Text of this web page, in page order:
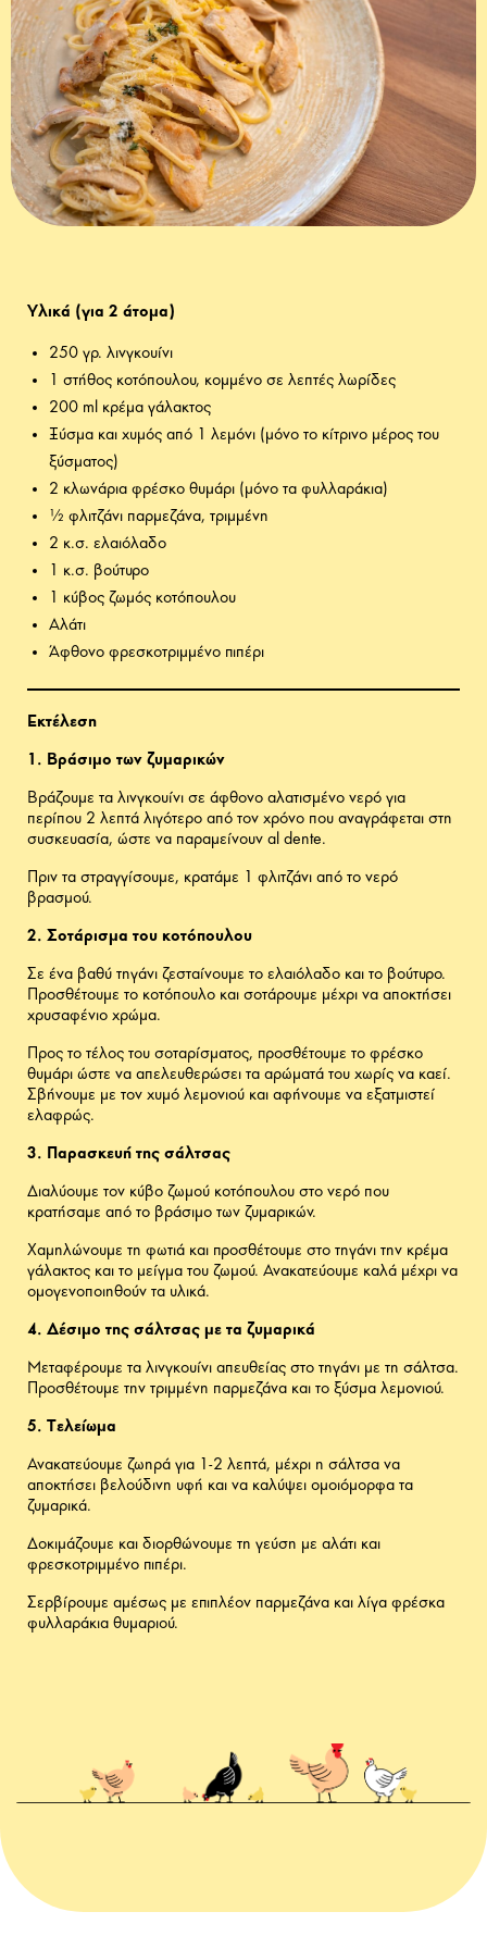
Υλικά (για 2 άτομα)
250 γρ. λινγκουίνι
1 στήθος κοτόπουλου, κομμένο σε λεπτές λωρίδες
200 ml κρέμα γάλακτος
Ξύσμα και χυμός από 1 λεμόνι (μόνο το κίτρινο μέρος του
ξύσματος)
2 κλωνάρια φρέσκο θυμάρι (μόνο τα φυλλαράκια)
½ φλιτζάνι παρμεζάνα, τριμμένη
2 κ.σ. ελαιόλαδο
1 κ.σ. βούτυρο
1 κύβος ζωμός κοτόπουλου
Αλάτι
Άφθονο φρεσκοτριμμένο πιπέρι
Εκτέλεση
1. Βράσιμο των ζυμαρικών
Βράζουμε τα λινγκουίνι σε άφθονο αλατισμένο νερό για
περίπου 2 λεπτά λιγότερο από τον χρόνο που αναγράφεται στη
συσκευασία, ώστε να παραμείνουν al dente.
Πριν τα στραγγίσουμε, κρατάμε 1 φλιτζάνι από το νερό
βρασμού.
2. Σοτάρισμα του κοτόπουλου
Σε ένα βαθύ τηγάνι ζεσταίνουμε το ελαιόλαδο και το βούτυρο.
Προσθέτουμε το κοτόπουλο και σοτάρουμε μέχρι να αποκτήσει
χρυσαφένιο χρώμα.
Προς το τέλος του σοταρίσματος, προσθέτουμε το φρέσκο
θυμάρι ώστε να απελευθερώσει τα αρώματά του χωρίς να καεί.
Σβήνουμε με τον χυμό λεμονιού και αφήνουμε να εξατμιστεί
ελαφρώς.
3. Παρασκευή της σάλτσας
Διαλύουμε τον κύβο ζωμού κοτόπουλου στο νερό που
κρατήσαμε από το βράσιμο των ζυμαρικών.
Χαμηλώνουμε τη φωτιά και προσθέτουμε στο τηγάνι την κρέμα
γάλακτος και το μείγμα του ζωμού. Ανακατεύουμε καλά μέχρι να
ομογενοποιηθούν τα υλικά.
4. Δέσιμο της σάλτσας με τα ζυμαρικά
Μεταφέρουμε τα λινγκουίνι απευθείας στο τηγάνι με τη σάλτσα.
Προσθέτουμε την τριμμένη παρμεζάνα και το ξύσμα λεμονιού.
5. Τελείωμα
Ανακατεύουμε ζωηρά για 1-2 λεπτά, μέχρι η σάλτσα να
αποκτήσει βελούδινη υφή και να καλύψει ομοιόμορφα τα
ζυμαρικά.
Δοκιμάζουμε και διορθώνουμε τη γεύση με αλάτι και
φρεσκοτριμμένο πιπέρι.
Σερβίρουμε αμέσως με επιπλέον παρμεζάνα και λίγα φρέσκα
φυλλαράκια θυμαριού.